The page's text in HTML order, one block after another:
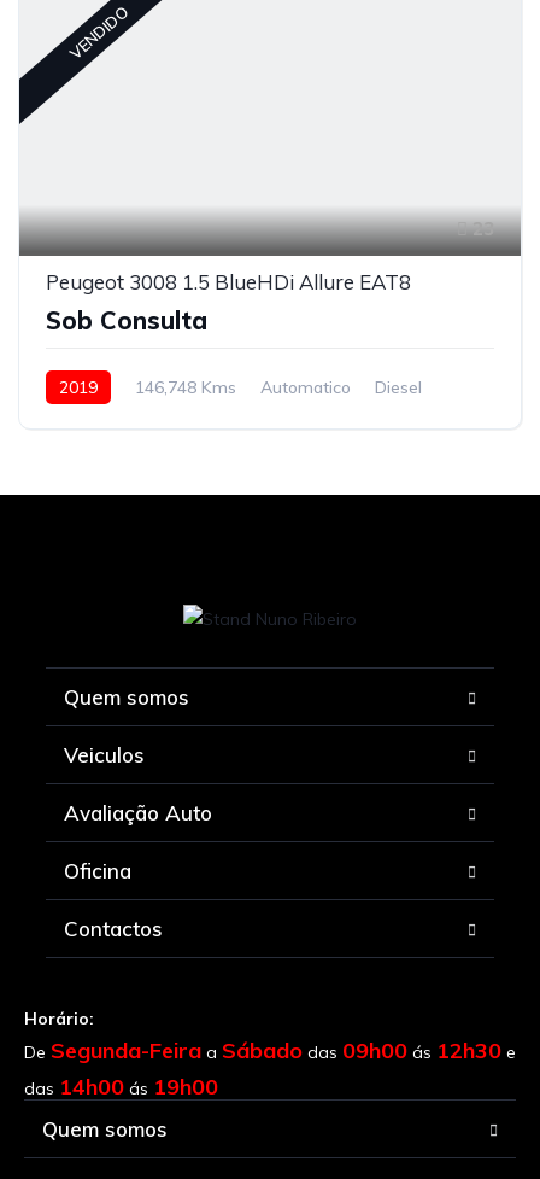
VENDIDO
23
Peugeot 3008 1.5 BlueHDi Allure EAT8
Sob Consulta
2019 146,748 Kms Automatico
Diesel
Quem somos
Veiculos
Avaliação Auto
Oficina
Contactos
Horário:
De Segunda-Feira a Sábado das 09h00 ás 12h30 e
das 14h00 ás 19h00
Quem somos